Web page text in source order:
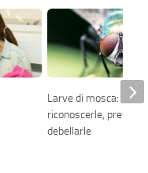
Larve di mosca:
riconoscerle,
debellarle